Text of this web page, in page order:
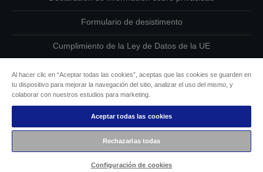
Formulario de desistimento
Cumplimiento de la Ley de Datos de la UE
Información sobre cookies
Compromiso de accesibilidad de Epson
Copyright © 2026 Seiko Epson
Al hacer clic en “Aceptar todas las cookies”, aceptas que las cookies se guarden en
tu dispositivo para mejorar la navegación del sitio, analizar el uso del mismo, y
colaborar con nuestros estudios para marketing.
Aceptar todas las cookies
Rechazarlas todas
Configuración de cookies